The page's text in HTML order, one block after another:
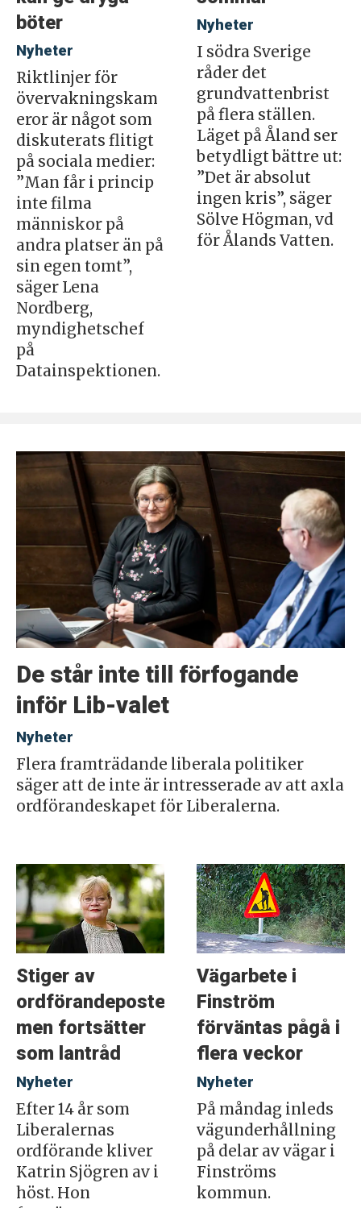
böter
Nyheter
Riktlinjer för
övervakningskam
eror är något som
diskuterats flitigt
på sociala medier:
”Man får i princip
inte filma
människor på
andra platser än på
sin egen tomt”,
säger Lena
Nordberg,
myndighetschef
på
Datainspektionen.
Nyheter
I södra Sverige
råder det
grundvattenbrist
på flera ställen.
Läget på Åland ser
betydligt bättre ut:
”Det är absolut
ingen kris”, säger
Sölve Högman, vd
för Ålands Vatten.
De står inte till förfogande
inför Lib-valet
Nyheter
Flera framträdande liberala politiker
säger att de inte är intresserade av att axla
ordförandeskapet för Liberalerna.
Stiger av
ordförandeposten
men fortsätter
som lantråd
Nyheter
Efter 14 år som
Liberalernas
ordförande kliver
Katrin Sjögren av i
höst. Hon
Vägarbete i
Finström
förväntas pågå i
flera veckor
Nyheter
På måndag inleds
vägunderhållning
på delar av vägar i
Finströms
kommun.